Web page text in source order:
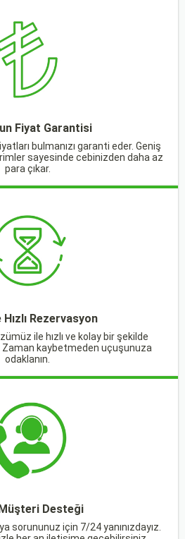
Fiyat Garantisi
bulmanızı garanti eder. Geniş
sayesinde cebinizden daha az
para çıkar.
Hızlı Rezervasyon
ile hızlı ve kolay bir şekilde
Zaman kaybetmeden uçuşunuza
odaklanın.
Desteği
sorununuz için 7/24 yanınızdayız.